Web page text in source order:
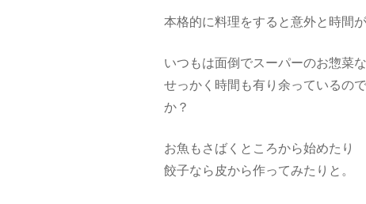
本格的に料理をすると意外と時間が
いつもは面倒でスーパーのお惣菜
せっかく時間も有り余っているの
か？
お魚もさばくところから始めたり
餃子なら皮から作ってみたりと。